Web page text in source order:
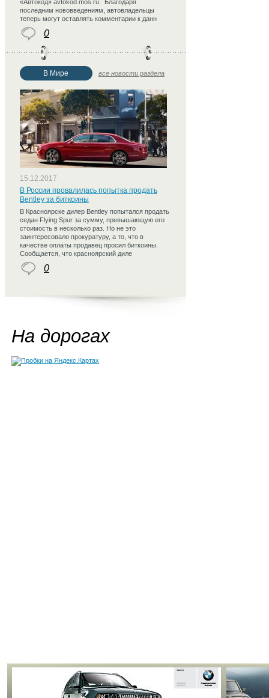
«Автокод» avtokod.mos.ru. Благодаря
последним нововведениям, автовладельцы
теперь могут оставлять комментарии к данн
0
В Мире все новости раздела
15.12.2017
В России провалилась попытка продать
Bentley за биткоины
В Красноярске дилер Bentley попытался продать
седан Flying Spur за сумму, превышающую его
стоимость в несколько раз. Но не это
заинтересовало прокуратуру, а то, что в
качестве оплаты продавец просил биткоины.
Сообщается, что красноярский диле
0
На дорогах